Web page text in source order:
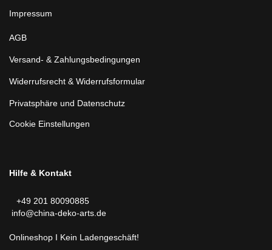
Impressum
AGB
Versand- & Zahlungsbedingungen
Widerrufsrecht & Widerrufsformular
Privatsphäre und Datenschutz
Cookie Einstellungen
Hilfe & Kontakt
+49 201 80090885
info@china-deko-arts.de
Onlineshop I Kein Ladengeschäft!